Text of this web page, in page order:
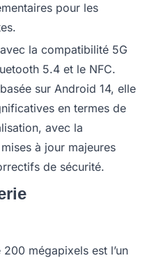
pour les
la compatibilité 5G
5.4 et le NFC.
sur Android 14, elle
en termes de
avec la
à jour majeures
de sécurité.
mégapixels est l’un